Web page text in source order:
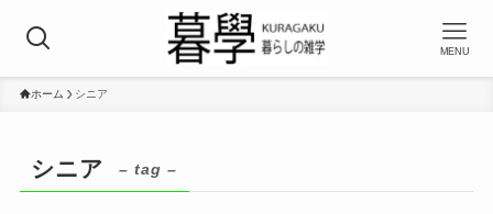
MENU
ホーム シニア
シニア – tag –